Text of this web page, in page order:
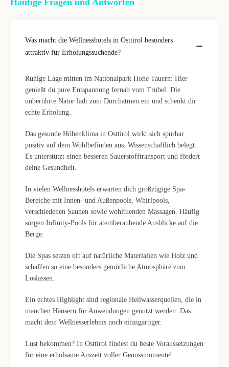
Häufige Fragen und Antworten
Was macht die Wellnesshotels in Osttirol besonders
attraktiv für Erholungssuchende?
Ruhige Lage mitten im Nationalpark Hohe Tauern: Hier
genießt du pure Entspannung fernab vom Trubel. Die
unberührte Natur lädt zum Durchatmen ein und schenkt dir
echte Erholung.
Das gesunde Höhenklima in Osttirol wirkt sich spürbar
positiv auf dein Wohlbefinden aus. Wissenschaftlich belegt:
Es unterstützt einen besseren Sauerstofftransport und fördert
deine Gesundheit.
In vielen Wellnesshotels erwarten dich großzügige Spa-
Bereiche mit Innen- und Außenpools, Whirlpools,
verschiedenen Saunen sowie wohltuenden Massagen. Häufig
sorgen Infinity-Pools für atemberaubende Ausblicke auf die
Berge.
Die Spas setzen oft auf natürliche Materialien wie Holz und
schaffen so eine besonders gemütliche Atmosphäre zum
Loslassen.
Ein echtes Highlight sind regionale Heilwasserquellen, die in
manchen Häusern für Anwendungen genutzt werden. Das
macht dein Wellnesserlebnis noch einzigartiger.
Lust bekommen? In Osttirol findest du beste Voraussetzungen
für eine erholsame Auszeit voller Genussmomente!